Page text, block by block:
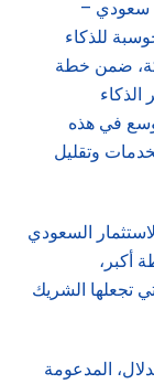
سعودي –
للذكاء
المملكة، ضمن خطة
في هذه
وتقليل
السعودي
أكبر،
تجعلها الشريك
المدعومة